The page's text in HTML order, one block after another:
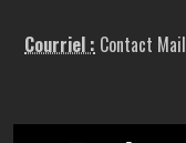
Courriel : Contact Mail